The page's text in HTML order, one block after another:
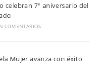
celebran 7° aniversario del
COMENTARIOS
Mujer avanza con éxito